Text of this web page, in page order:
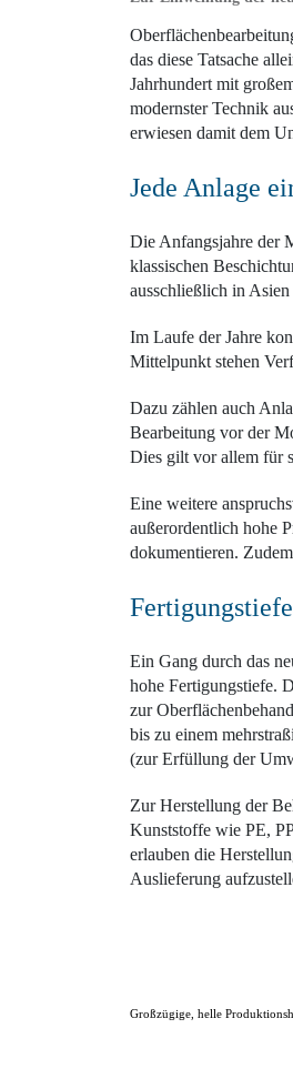
das diese Tatsache
Jahrhundert mit
modernster Technik
erwiesen damit dem
Jede Anlage
Die Anfangsjahre der
klassischen
ausschließlich in
Im Laufe der Jahre
Mittelpunkt stehen
Dazu zählen auch
Bearbeitung vor der
Dies gilt vor allem für
Eine weitere
außerordentlich hohe
dokumentieren.
Ein Gang durch das
hohe Fertigungstiefe.
zur
bis zu einem
(zur Erfüllung der
Zur Herstellung der
Kunststoffe wie PE,
erlauben die
Auslieferung
Großzügige, helle